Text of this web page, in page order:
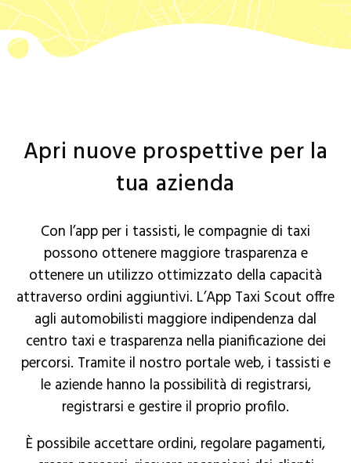
Apri nuove prospettive per la
tua azienda
Con l’app per i tassisti, le compagnie di taxi
possono ottenere maggiore trasparenza e
ottenere un utilizzo ottimizzato della capacità
attraverso ordini aggiuntivi. L’App Taxi Scout offre
agli automobilisti maggiore indipendenza dal
centro taxi e trasparenza nella pianificazione dei
percorsi. Tramite il nostro portale web, i tassisti e
le aziende hanno la possibilità di registrarsi,
registrarsi e gestire il proprio profilo.
È possibile accettare ordini, regolare pagamenti,